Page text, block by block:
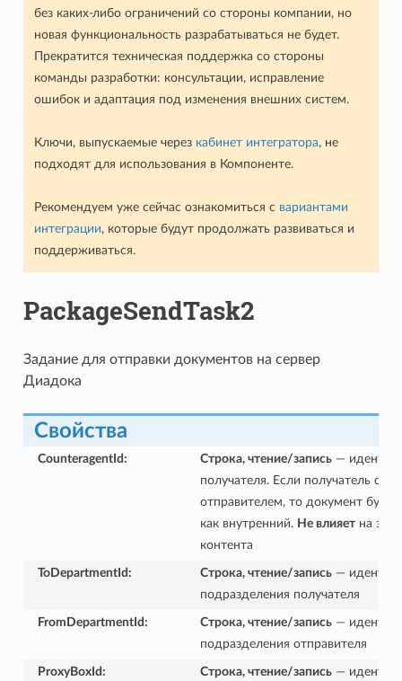
без каких-либо ограничений со стороны компании, но
новая функциональность разрабатываться не будет.
Прекратится техническая поддержка со стороны
команды разработки: консультации, исправление
ошибок и адаптация под изменения внешних систем.
Ключи, выпускаемые через кабинет интегратора, не
подходят для использования в Компоненте.
Рекомендуем уже сейчас ознакомиться с вариантами
интеграции, которые будут продолжать развиваться и
поддерживаться.
PackageSendTask2
Задание для отправки документов на сервер
Диадока
Свойства
CounteragentId: Строка, чтение/запись—
получателя. Если получатель
отправителем, то документ
как внутренний. Не влияетна
контента
ToDepartmentId : Строка, чтение/запись—
подразделения получателя
FromDepartmentId: Строка, чтение/запись—
подразделения отправителя
ProxyBoxId : Строка, чтение/запись—